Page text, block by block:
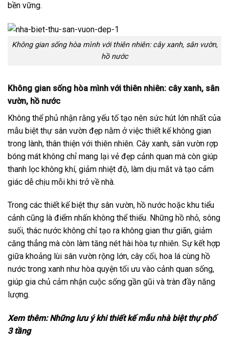
bền vững.
Không gian sống hòa mình với thiên nhiên: cây xanh, sân vườn,
hồ nước
Không gian sống hòa mình với thiên nhiên: cây xanh, sân
vườn, hồ nước
Không thể phủ nhận rằng yếu tố tạo nên sức hút lớn nhất của
mẫu biệt thự sân vườn đẹp nằm ở việc thiết kế không gian
trong lành, thân thiện với thiên nhiên. Cây xanh, sân vườn rợp
bóng mát không chỉ mang lại vẻ đẹp cảnh quan mà còn giúp
thanh lọc không khí, giảm nhiệt độ, làm dịu mắt và tạo cảm
giác dễ chịu mỗi khi trở về nhà.
Trong các thiết kế biệt thự sân vườn, hồ nước hoặc khu tiểu
cảnh cũng là điểm nhấn không thể thiếu. Những hồ nhỏ, sông
suối, thác nước không chỉ tạo ra không gian thư giãn, giảm
căng thẳng mà còn làm tăng nét hài hòa tự nhiên. Sự kết hợp
giữa khoảng lùi sân vườn rộng lớn, cây cối, hoa lá cùng hồ
nước trong xanh như hòa quyện tối ưu vào cảnh quan sống,
giúp gia chủ cảm nhận cuộc sống gần gũi và tràn đầy năng
lượng.
Xem thêm:Những lưu ý khi thiết kế mẫu nhà biệt thự phố
3 tầng